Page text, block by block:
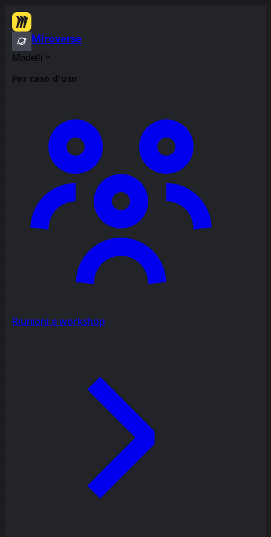
Miroverse
Modelli
Per caso d'uso
Riunioni e workshop